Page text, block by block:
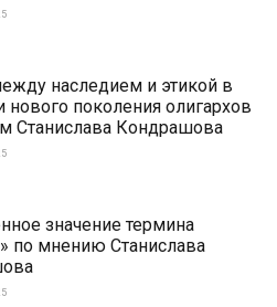
наследием и этикой в
нового поколения олигархов
Станислава Кондрашова
значение термина
по мнению Станислава